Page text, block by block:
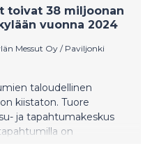
toivat 38 miljoonan
vuonna 2024
Messut Oy / Paviljonki
taloudellinen
kiistaton. Tuore
ja tapahtumakeskus
on